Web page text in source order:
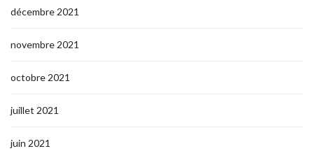
décembre 2021
novembre 2021
octobre 2021
juillet 2021
juin 2021